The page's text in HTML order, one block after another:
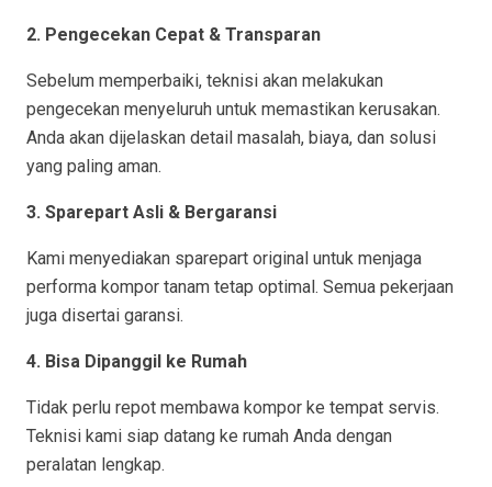
2. Pengecekan Cepat & Transparan
Sebelum memperbaiki, teknisi akan melakukan
pengecekan menyeluruh untuk memastikan kerusakan.
Anda akan dijelaskan detail masalah, biaya, dan solusi
yang paling aman.
3. Sparepart Asli & Bergaransi
Kami menyediakan sparepart original untuk menjaga
performa kompor tanam tetap optimal. Semua pekerjaan
juga disertai garansi.
4. Bisa Dipanggil ke Rumah
Tidak perlu repot membawa kompor ke tempat servis.
Teknisi kami siap datang ke rumah Anda dengan
peralatan lengkap.